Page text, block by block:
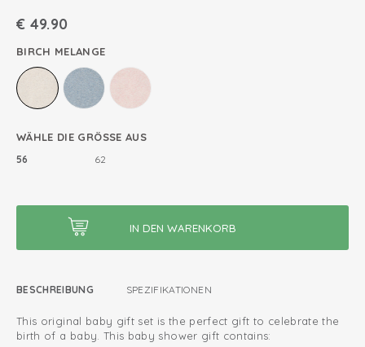
€ 49.90
BIRCH MELANGE
WÄHLE DIE GRÖSSE AUS
56 62
BESCHREIBUNG SPEZIFIKATIONEN
This original baby gift set is the perfect gift to celebrate the
birth of a baby. This baby shower gift contains: